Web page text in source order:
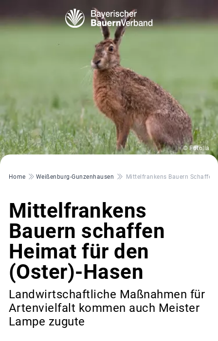
© Fotolia
Pfadnavigation
Home Weißenburg-Gunzenhausen Mittelfrankens Bauern Schaffen
Mittelfrankens
Bauern schaffen
Heimat für den
(Oster)-Hasen
Landwirtschaftliche Maßnahmen für
Artenvielfalt kommen auch Meister
Lampe zugute